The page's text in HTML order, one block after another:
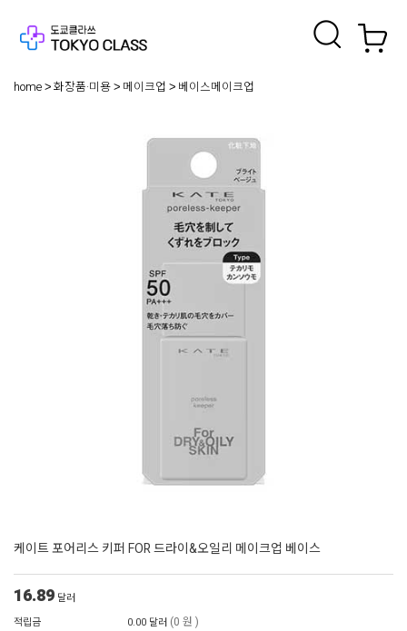
home 화장품·미용 메이크업 베이스메이크업
케이트 포어리스 키퍼 FOR 드라이&오일리 메이크업 베이스
16.89 달러
적립금
0.00 달러 (0 원 )